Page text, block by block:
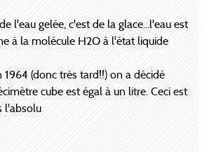
l'eau gelée, c'est de la glace...l'eau est
à la molécule H2O à l'état liquide
1964 (donc très tard!!) on a décidé
cube est égal à un litre. Ceci est
l'absolu